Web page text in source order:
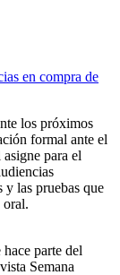
en compra de
los próximos
formal ante el
para el
y las pruebas que
oral.
parte del
Semana